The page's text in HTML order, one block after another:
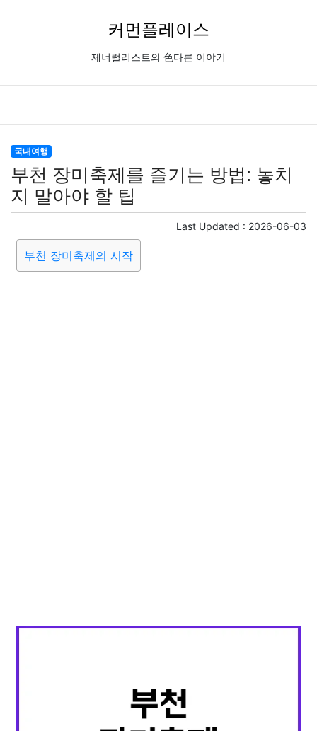
커먼플레이스
제너럴리스트의 色다른 이야기
국내여행
부천 장미축제를 즐기는 방법: 놓치
지 말아야 할 팁
Last Updated : 2026-06-03
부천 장미축제의 시작